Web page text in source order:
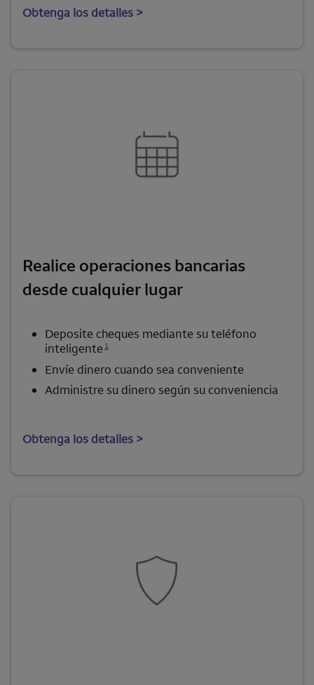
Obtenga los detalles >
Realice operaciones bancarias
desde cualquier lugar
Deposite cheques mediante su teléfono
inteligente
Se abre una modalidad para nota al pie
1
Envíe dinero cuando sea conveniente
Administre su dinero según su conveniencia
Obtenga los detalles >